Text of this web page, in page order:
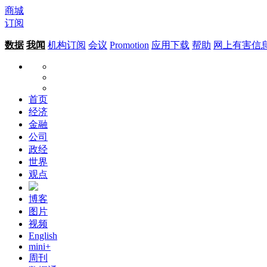
商城
订阅
数据 我闻 机构订阅 会议 Promotion 应用下载 帮助 网上有害信
首页
经济
金融
公司
政经
世界
观点
博客
图片
视频
English
mini+
周刊